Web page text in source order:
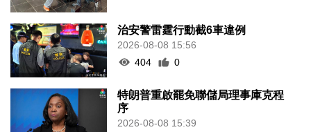
治安警雷霆行動截6車違例
2026-08-08 15:56
404
0
特朗普重啟罷免聯儲局理事庫克程
序
2026-08-08 15:39